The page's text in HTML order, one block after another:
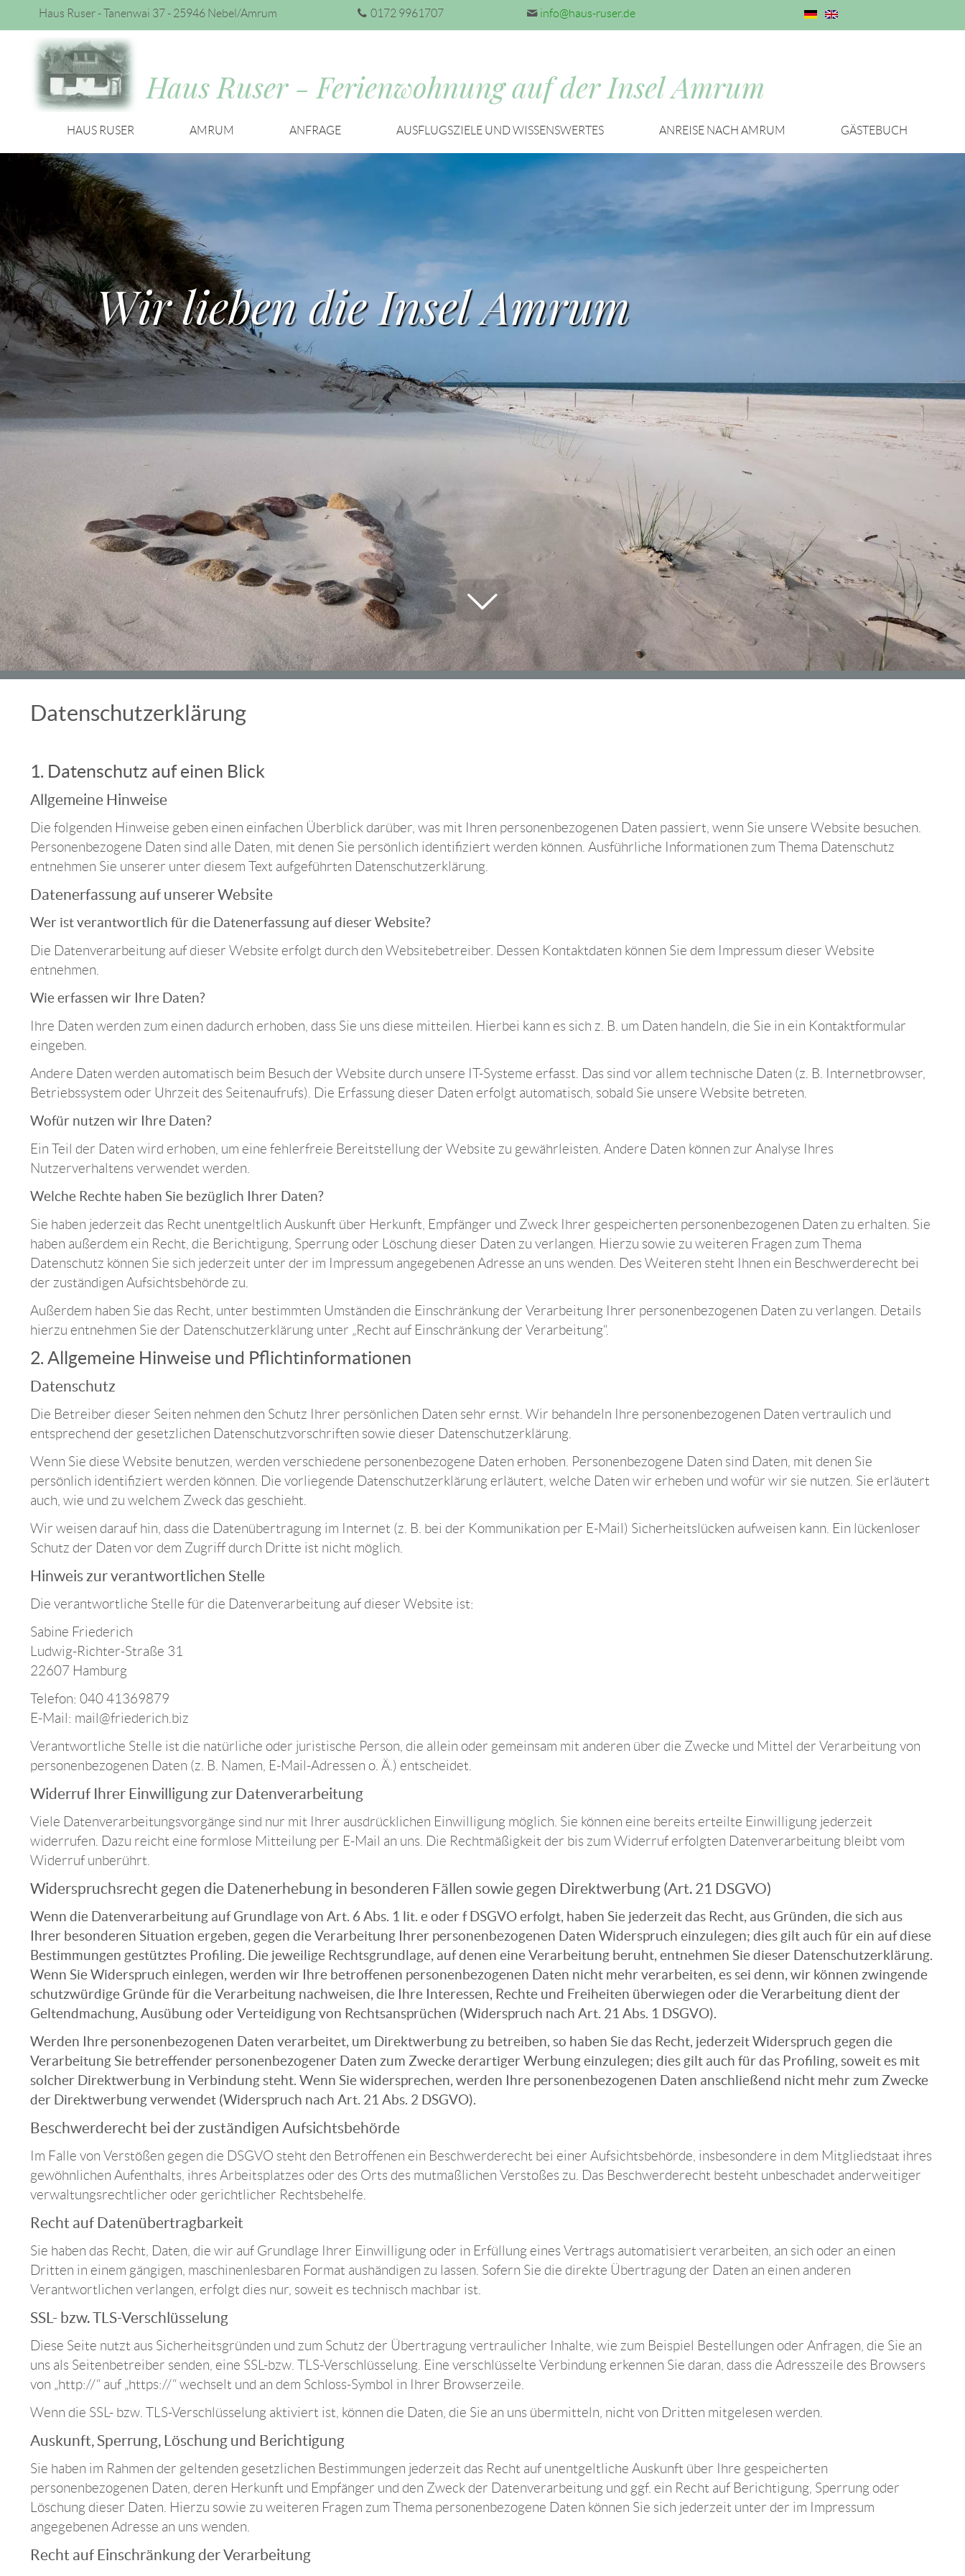
Haus Ruser - Tanenwai 37 - 25946 Nebel/Amrum 0172 9961707 info@haus-ruser.de
Haus Ruser- Ferienwohnung auf der InselAmrum
NavigationHAUS RUSER AMRUM ANFRAGE AUSFLUGSZIELE UND WISSENSWERTES ANREISE NACH AMRUM GÄSTEBUCH
Wir lieben die Insel Amrum
Datenschutzerklärung
1. Datenschutz auf einen Blick
Allgemeine Hinweise
Die folgenden Hinweise geben einen einfachen Überblick darüber, was mit Ihren personenbezogenen Daten passiert, wenn Sie unsere Website besuchen.
Personenbezogene Daten sind alle Daten, mit denen Sie persönlich identifiziert werden können. Ausführliche Informationen zum Thema Datenschutz
entnehmen Sie unserer unter diesem Text aufgeführten Datenschutzerklärung.
Datenerfassung auf unserer Website
Wer ist verantwortlich für die Datenerfassung auf dieser Website?
Die Datenverarbeitung auf dieser Website erfolgt durch den Websitebetreiber. Dessen Kontaktdaten können Sie dem Impressum dieser Website
entnehmen.
Wie erfassen wir Ihre Daten?
Ihre Daten werden zum einen dadurch erhoben, dass Sie uns diese mitteilen. Hierbei kann es sich z. B. um Daten handeln, die Sie in ein Kontaktformular
eingeben.
Andere Daten werden automatisch beim Besuch der Website durch unsere IT-Systeme erfasst. Das sind vor allem technische Daten (z. B. Internetbrowser,
Betriebssystem oder Uhrzeit des Seitenaufrufs). Die Erfassung dieser Daten erfolgt automatisch, sobald Sie unsere Website betreten.
Wofür nutzen wir Ihre Daten?
Ein Teil der Daten wird erhoben, um eine fehlerfreie Bereitstellung der Website zu gewährleisten. Andere Daten können zur Analyse Ihres
Nutzerverhaltens verwendet werden.
Welche Rechte haben Sie bezüglich Ihrer Daten?
Sie haben jederzeit das Recht unentgeltlich Auskunft über Herkunft, Empfänger und Zweck Ihrer gespeicherten personenbezogenen Daten zu erhalten. Sie
haben außerdem ein Recht, die Berichtigung, Sperrung oder Löschung dieser Daten zu verlangen. Hierzu sowie zu weiteren Fragen zum Thema
Datenschutz können Sie sich jederzeit unter der im Impressum angegebenen Adresse an uns wenden. Des Weiteren steht Ihnen ein Beschwerderecht bei
der zuständigen Aufsichtsbehörde zu.
Außerdem haben Sie das Recht, unter bestimmten Umständen die Einschränkung der Verarbeitung Ihrer personenbezogenen Daten zu verlangen. Details
hierzu entnehmen Sie der Datenschutzerklärung unter „Recht auf Einschränkung der Verarbeitung“.
2. Allgemeine Hinweise und Pflichtinformationen
Datenschutz
Die Betreiber dieser Seiten nehmen den Schutz Ihrer persönlichen Daten sehr ernst. Wir behandeln Ihre personenbezogenen Daten vertraulich und
entsprechend der gesetzlichen Datenschutzvorschriften sowie dieser Datenschutzerklärung.
Wenn Sie diese Website benutzen, werden verschiedene personenbezogene Daten erhoben. Personenbezogene Daten sind Daten, mit denen Sie
persönlich identifiziert werden können. Die vorliegende Datenschutzerklärung erläutert, welche Daten wir erheben und wofür wir sie nutzen. Sie erläutert
auch, wie und zu welchem Zweck das geschieht.
Wir weisen darauf hin, dass die Datenübertragung im Internet (z. B. bei der Kommunikation per E-Mail) Sicherheitslücken aufweisen kann. Ein lückenloser
Schutz der Daten vor dem Zugriff durch Dritte ist nicht möglich.
Hinweis zur verantwortlichen Stelle
Die verantwortliche Stelle für die Datenverarbeitung auf dieser Website ist:
Sabine Friederich
Ludwig-Richter-Straße 31
22607 Hamburg
Telefon: 040 41369879
E-Mail: mail@friederich.biz
Verantwortliche Stelle ist die natürliche oder juristische Person, die allein oder gemeinsam mit anderen über die Zwecke und Mittel der Verarbeitung von
personenbezogenen Daten (z. B. Namen, E-Mail-Adressen o. Ä.) entscheidet.
Widerruf Ihrer Einwilligung zur Datenverarbeitung
Viele Datenverarbeitungsvorgänge sind nur mit Ihrer ausdrücklichen Einwilligung möglich. Sie können eine bereits erteilte Einwilligung jederzeit
widerrufen. Dazu reicht eine formlose Mitteilung per E-Mail an uns. Die Rechtmäßigkeit der bis zum Widerruf erfolgten Datenverarbeitung bleibt vom
Widerruf unberührt.
Widerspruchsrecht gegen die Datenerhebung in besonderen Fällen sowie gegen Direktwerbung (Art. 21 DSGVO)
Wenn die Datenverarbeitung auf Grundlage von Art. 6 Abs. 1 lit. e oder f DSGVO erfolgt, haben Sie jederzeit das Recht, aus Gründen, die sich aus
Ihrer besonderen Situation ergeben, gegen die Verarbeitung Ihrer personenbezogenen Daten Widerspruch einzulegen; dies gilt auch für ein auf diese
Bestimmungen gestütztes Profiling. Die jeweilige Rechtsgrundlage, auf denen eine Verarbeitung beruht, entnehmen Sie dieser Datenschutzerklärung.
Wenn Sie Widerspruch einlegen, werden wir Ihre betroffenen personenbezogenen Daten nicht mehr verarbeiten, es sei denn, wir können zwingende
schutzwürdige Gründe für die Verarbeitung nachweisen, die Ihre Interessen, Rechte und Freiheiten überwiegen oder die Verarbeitung dient der
Geltendmachung, Ausübung oder Verteidigung von Rechtsansprüchen (Widerspruch nach Art. 21 Abs. 1 DSGVO).
Werden Ihre personenbezogenen Daten verarbeitet, um Direktwerbung zu betreiben, so haben Sie das Recht, jederzeit Widerspruch gegen die
Verarbeitung Sie betreffender personenbezogener Daten zum Zwecke derartiger Werbung einzulegen; dies gilt auch für das Profiling, soweit es mit
solcher Direktwerbung in Verbindung steht. Wenn Sie widersprechen, werden Ihre personenbezogenen Daten anschließend nicht mehr zum Zwecke
der Direktwerbung verwendet (Widerspruch nach Art. 21 Abs. 2 DSGVO).
Beschwerderecht bei der zuständigen Aufsichtsbehörde
Im Falle von Verstößen gegen die DSGVO steht den Betroffenen ein Beschwerderecht bei einer Aufsichtsbehörde, insbesondere in dem Mitgliedstaat ihres
gewöhnlichen Aufenthalts, ihres Arbeitsplatzes oder des Orts des mutmaßlichen Verstoßes zu. Das Beschwerderecht besteht unbeschadet anderweitiger
verwaltungsrechtlicher oder gerichtlicher Rechtsbehelfe.
Recht auf Datenübertragbarkeit
Sie haben das Recht, Daten, die wir auf Grundlage Ihrer Einwilligung oder in Erfüllung eines Vertrags automatisiert verarbeiten, an sich oder an einen
Dritten in einem gängigen, maschinenlesbaren Format aushändigen zu lassen. Sofern Sie die direkte Übertragung der Daten an einen anderen
Verantwortlichen verlangen, erfolgt dies nur, soweit es technisch machbar ist.
SSL- bzw. TLS-Verschlüsselung
Diese Seite nutzt aus Sicherheitsgründen und zum Schutz der Übertragung vertraulicher Inhalte, wie zum Beispiel Bestellungen oder Anfragen, die Sie an
uns als Seitenbetreiber senden, eine SSL-bzw. TLS-Verschlüsselung. Eine verschlüsselte Verbindung erkennen Sie daran, dass die Adresszeile des Browsers
von „http://“ auf „https://“ wechselt und an dem Schloss-Symbol in Ihrer Browserzeile.
Wenn die SSL- bzw. TLS-Verschlüsselung aktiviert ist, können die Daten, die Sie an uns übermitteln, nicht von Dritten mitgelesen werden.
Auskunft, Sperrung, Löschung und Berichtigung
Sie haben im Rahmen der geltenden gesetzlichen Bestimmungen jederzeit das Recht auf unentgeltliche Auskunft über Ihre gespeicherten
personenbezogenen Daten, deren Herkunft und Empfänger und den Zweck der Datenverarbeitung und ggf. ein Recht auf Berichtigung, Sperrung oder
Löschung dieser Daten. Hierzu sowie zu weiteren Fragen zum Thema personenbezogene Daten können Sie sich jederzeit unter der im Impressum
angegebenen Adresse an uns wenden.
Recht auf Einschränkung der Verarbeitung